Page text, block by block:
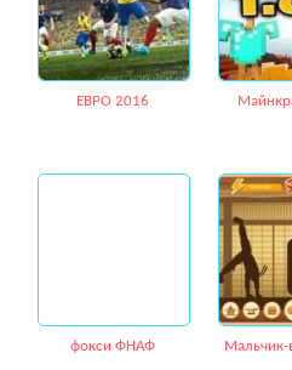
ЕВРО 2016
фокси ФНАФ Мальчик-